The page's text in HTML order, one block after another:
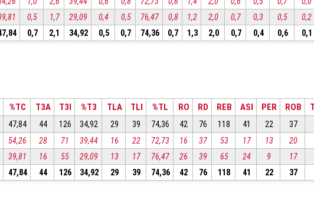
0,5 1,7 29,09 0,4 0,5 76,47 0,8 1,2 2,0 0,7 0,3 0,5 0,2
0,7 2,1 34,92 0,5 0,7 74,36 0,7 1,3 2,0 0,7 0,4 0,6 0,1
%TC T3A T3I %T3 TLA TLI %TL RO RD REB ASI PER ROB
47,84 44 126 34,92 29 39 74,36 42 76 118 41 22 37
54,26 28 71 39,44 16 22 72,73 16 37 53 17 13 20
39,81 16 55 29,09 13 17 76,47 26 39 65 24 9 17
47,84 44 126 34,92 29 39 74,36 42 76 118 41 22 37